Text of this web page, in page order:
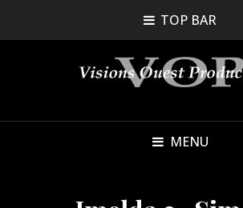
TOP BAR
MENU